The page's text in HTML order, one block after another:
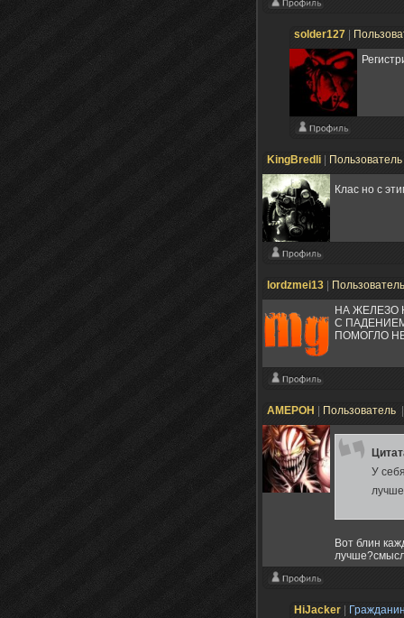
solder127
KingBredli Пользователь
Клас но с
lordzmei13
НА ЖЕЛЕЗО
С
ПОМОГЛО
AMEPOH Пользователь
У
Вот блин
HiJacker